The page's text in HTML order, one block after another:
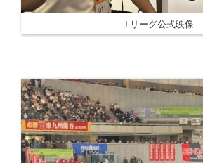
Ｊリーグ公式映像